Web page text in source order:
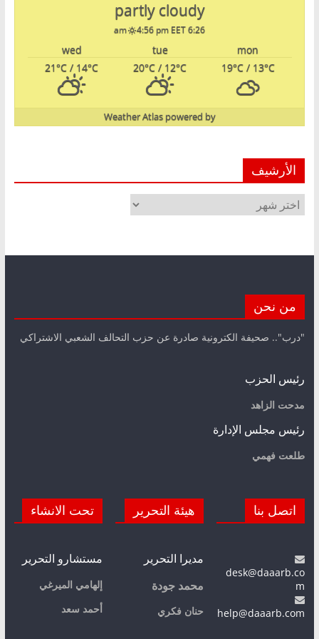
partly cloudy
6:26 am
4:56 pm EET
mon
tue
wed
19°C/ 13°C
20°C / 12°C
21°C / 14°C
powered by
Weather Atlas
الأرشيف
الأرشيف
من نحن
"درب".. صحيفة الكترونية صادرة عن حزب التحالف الشعبي الاشتراكي
رئيس الحزب
مدحت الزاهد
رئيس مجلس الإدارة
طلعت فهمي
اتصل بنا
desk@daaarb.co
m
help@daaarb.com
هيئة التحرير
مديرا التحرير
محمد جودة
حنان فكري
تحت الانشاء
مستشارو التحرير
إلهامي الميرغي
أحمد سعد